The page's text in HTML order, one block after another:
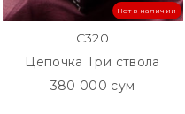
Нет в наличии
C320
Цепочка Три ствола
380 000 сум